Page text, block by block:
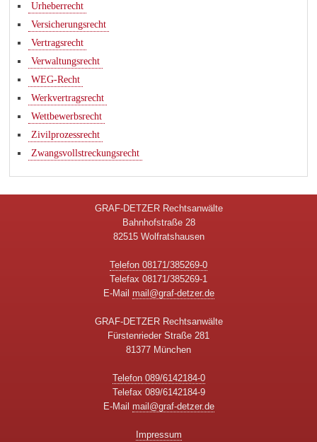
Urheberrecht
Versicherungsrecht
Vertragsrecht
Verwaltungsrecht
WEG-Recht
Werkvertragsrecht
Wettbewerbsrecht
Zivilprozessrecht
Zwangsvollstreckungsrecht
GRAF-DETZER Rechtsanwälte
Bahnhofstraße 28
82515 Wolfratshausen
Telefon 08171/385269-0
Telefax 08171/385269-1
E-Mail mail@graf-detzer.de
GRAF-DETZER Rechtsanwälte
Fürstenrieder Straße 281
81377 München
Telefon 089/6142184-0
Telefax 089/6142184-9
E-Mail mail@graf-detzer.de
Impressum